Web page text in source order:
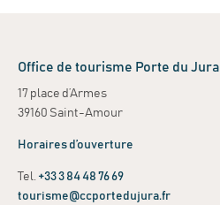
Office de tourisme Porte du Jura
17 place d’Armes
39160 Saint-Amour
Horaires d’ouverture
Tel. +33 3 84 48 76 69
tourisme@ccportedujura.fr